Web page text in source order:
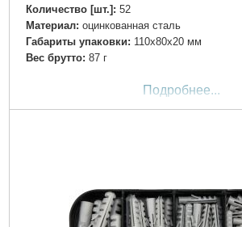
Количество [шт.]: 52
Материал: оцинкованная сталь
Габариты упаковки: 110x80x20 мм
Вес брутто: 87 г
Подробнее...